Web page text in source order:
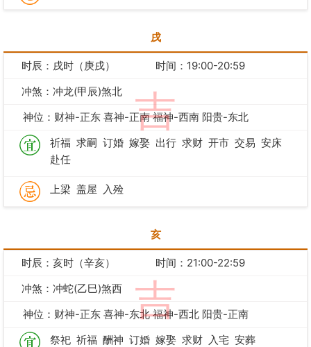
戌
吉
时辰：戌时（庚戌）
时间：19:00-20:59
冲煞：冲龙(甲辰)煞北
神位：财神-正东 喜神-正南 福神-西南 阳贵-东北
祈福 求嗣 订婚 嫁娶 出行 求财 开市 交易 安床
赴任
上梁 盖屋 入殓
亥
吉
时辰：亥时（辛亥）
时间：21:00-22:59
冲煞：冲蛇(乙巳)煞西
神位：财神-正东 喜神-东北 福神-西北 阳贵-正南
祭祀 祈福 酬神 订婚 嫁娶 求财 入宅 安葬